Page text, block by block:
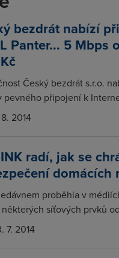
bezdrát nabízí
Panter... 5 Mbps
Český bezdrát s.r.o.
pevného připojení k
2014
radí, jak se
domácích
proběhla v
síťových prvků
7. 2014